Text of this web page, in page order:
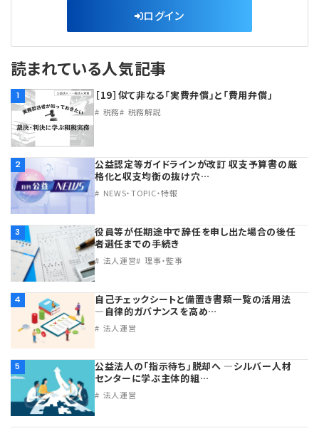
ログイン
読まれている人気記事
1 ［19］似て非なる「実費弁償」と「費用弁償」
税務 税務解説
2
公益認定等ガイドラインが改訂 収支予算書の厳
格化と収支均衡の抜け穴…
NEWS・TOPIC・特報
3
役員等が任期途中で辞任を申し出た場合の後任
者選任までの手続き
法人運営 理事・監事
4
自己チェックシートと備置き書類一覧の活用法
―自律的ガバナンスを高め…
法人運営
5
公益法人の「指示待ち」脱却へ ―シルバー人材
センターに学ぶ主体的組…
法人運営